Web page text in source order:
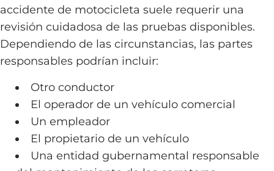
accidente de motocicleta suele requerir una
revisión cuidadosa de las pruebas disponibles.
Dependiendo de las circunstancias, las partes
responsables podrían incluir:
Otro conductor
El operador de un vehículo comercial
Un empleador
El propietario de un vehículo
Una entidad gubernamental responsable